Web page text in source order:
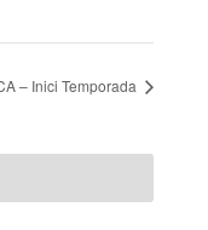
– Inici Temporada